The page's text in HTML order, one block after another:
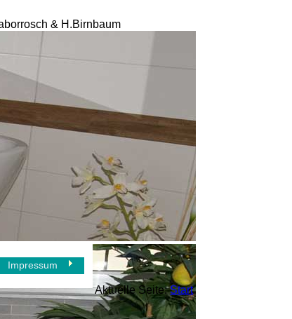
& H.Birnbaum
Impressum
Aktuelle Seite:Start